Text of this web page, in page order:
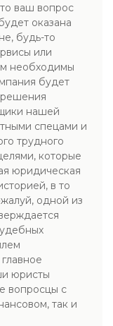
ваш вопрос
оказана
будь-то
или
необходимы
будет
нашей
спецами и
трудного
которые
юридическая
в то
одной из
юристы
вопросцы с
так и